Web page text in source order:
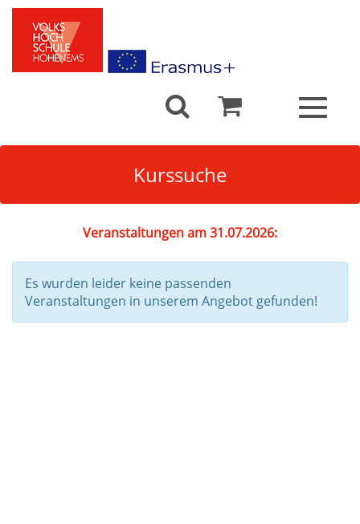
Toggle
Kurssuche
Veranstaltungen am 31.07.2026:
Es wurden leider keine passenden
Veranstaltungen in unserem Angebot gefunden!